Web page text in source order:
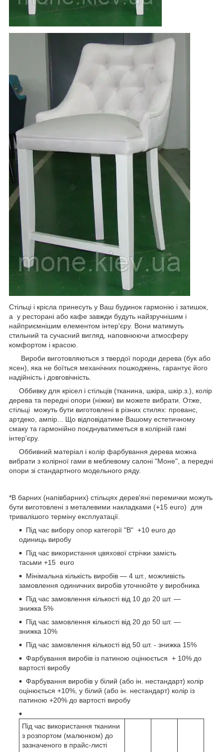
Стільці і крісла принесуть у Ваш будинок гармонію і затишок,
а у ресторані або кафе завжди будуть найзручнішим і
найприємнішим елементом інтер'єру. Вони матимуть
стильний та сучасний вигляд, наповнюючи атмосферу
комфортом і красою.
Вироби виготовляються з твердої породи дерева (бук або
ясен), яка не боїться механічних пошкоджень, гарантує його
надійність і довговічність.
Оббивку для крісел і стільців (тканина, шкіра, шкір.з.), колір
дерева та передні опори (ніжки) ви можете вибрати. Отже,
стільці можуть бути виготовлені в різних стилях: прованс,
артдеко, ампір... Що відповідатиме Вашому естетичному
смаку та гармонійно поєднуватиметься в колірній гамі
інтер'єру.
Оббивний матеріал і колір фарбування дерева можна
вибрати з колірної гами в меблевому салоні "Моне", а передні
опори зі стандартного модельного ряду.
*В барних (напівбарних) стільцях дерев'яні перемички можуть
бути виготовлені з металевими накладками (+15 еuro) для
тривалішого терміну експлуатації.
Під час вибору опор категорії "В" +10 еuro до
одиниць виробу
Під час використання цвяхової стрічки замість
тасьми +15 еuro
Мінімальна кількість виробів — 4 шт., можливість
замовлення одиничних виробів уточнюйте у виробника
Під час замовлення кількості від 10 до 20 шт. —
знижка 5%
Під час замовлення кількості від 20 до 50 шт. —
знижка 10%
Під час замовлення кількості від 50 шт. - знижка 15%
Фарбування виробів із патиною оцінюється + 10% до
вартості виробу
Фарбування виробів у білий (або ін. нестандарт) колір
оцінюється +10%, у білий (або ін. нестандарт) колір із
патиною +20% до вартості виробу
Під час використання тканини
з розпортом (малюнком) до
зазначеного в прайс-листі